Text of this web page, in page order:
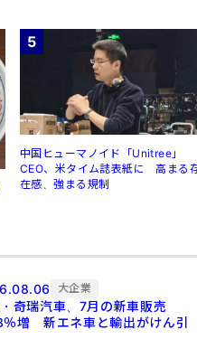
5
中国ヒューマノイド「Unitree」
CEO、米タイム誌表紙に 高まる
在感、強まる規制
大企業
奇瑞汽車、7月の新車販売
増 新エネ車と輸出がけん引